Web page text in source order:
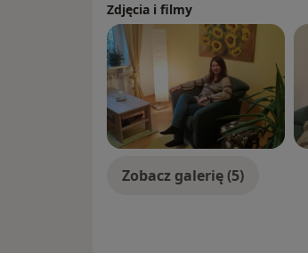
Na sesjach ze mną można
Najbardziej cenię sobie
Zdjęcia i filmy
Zobacz galerię (5)